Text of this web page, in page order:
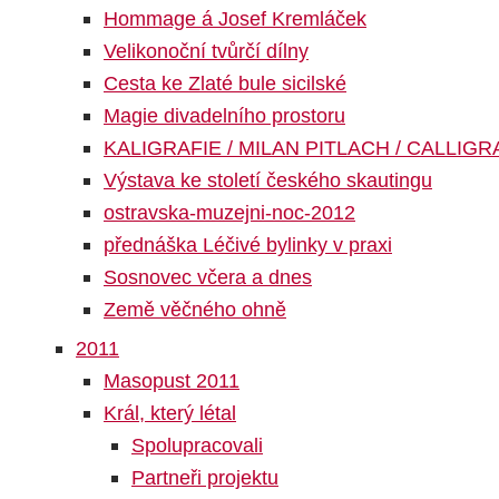
Hommage á Josef Kremláček
Velikonoční tvůrčí dílny
Cesta ke Zlaté bule sicilské
Magie divadelního prostoru
KALIGRAFIE / MILAN PITLACH /
Výstava ke století českého skautingu
ostravska-muzejni-noc-2012
přednáška Léčivé bylinky v praxi
Sosnovec včera a dnes
Země věčného ohně
2011
Masopust 2011
Král, který létal
Spolupracovali
Partneři projektu